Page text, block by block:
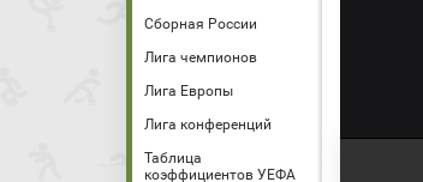
Сборная России
Лига чемпионов
Лига Европы
Лига конференций
Таблица
коэффициентов УЕФА